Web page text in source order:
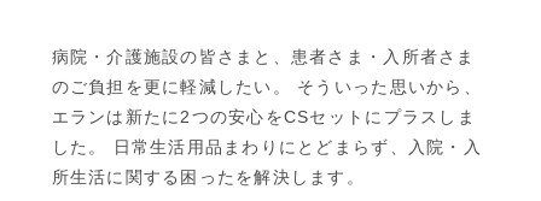
病院・介護施設の皆さまと、患者さま・入所者さま
のご負担を更に軽減したい。 そういった思いから、
エランは新たに2つの安心をCSセットにプラスしま
した。
日常生活用品まわりにとどまらず、入院・入
所生活に関する困ったを解決します。